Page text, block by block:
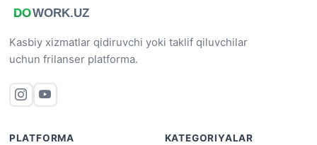
Kasbiy xizmatlar qidiruvchi yoki taklif qiluvchilar
uchun frilanser platforma.
PLATFORMA KATEGORIYALAR